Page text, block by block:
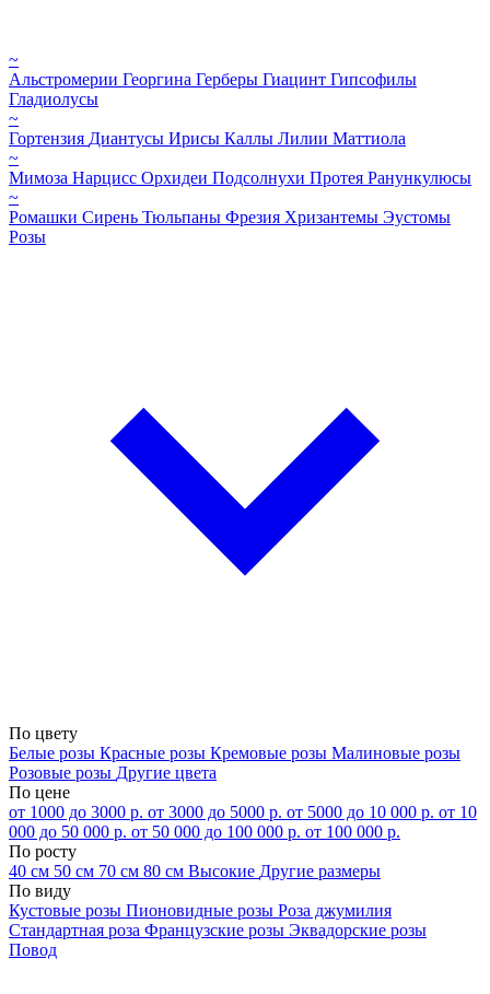
~
Альстромерии Георгина Герберы Гиацинт Гипсофилы
Гладиолусы
~
Гортензия Диантусы Ирисы Каллы Лилии Маттиола
~
Мимоза Нарцисс Орхидеи Подсолнухи Протея Ранункулюсы
~
Ромашки Сирень Тюльпаны Фрезия Хризантемы Эустомы
Розы
По цвету
Белые розы Красные розы Кремовые розы Малиновые розы
Розовые розы Другие цвета
По цене
от 1000 до 3000 р. от 3000 до 5000 р. от 5000 до 10 000 р. от 10
000 до 50 000 р. от 50 000 до 100 000 р. от 100 000 р.
По росту
40 см 50 см 70 см 80 см Высокие Другие размеры
По виду
Кустовые розы Пионовидные розы Роза джумилия
Стандартная роза Французские розы Эквадорские розы
Повод